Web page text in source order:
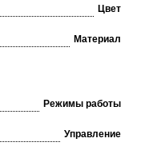
Цвет
Материал
Режимы работы
Управление